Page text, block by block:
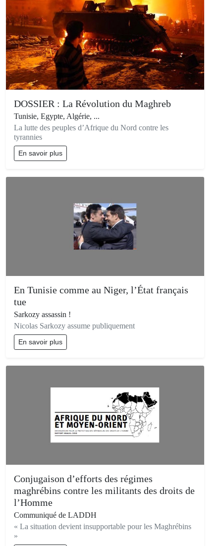
DOSSIER : La Révolution du Maghreb
Tunisie, Egypte, Algérie, ...
La lutte des peuples d’Afrique du Nord contre les
tyrannies
En savoir plus
En Tunisie comme au Niger, l’État français
tue
Sarkozy assassin !
Nicolas Sarkozy assume publiquement
En savoir plus
Conjugaison d’efforts des régimes
maghrébins contre les militants des droits de
l’Homme
Communiqué de LADDH
« La situation devient insupportable pour les Maghrébins
»